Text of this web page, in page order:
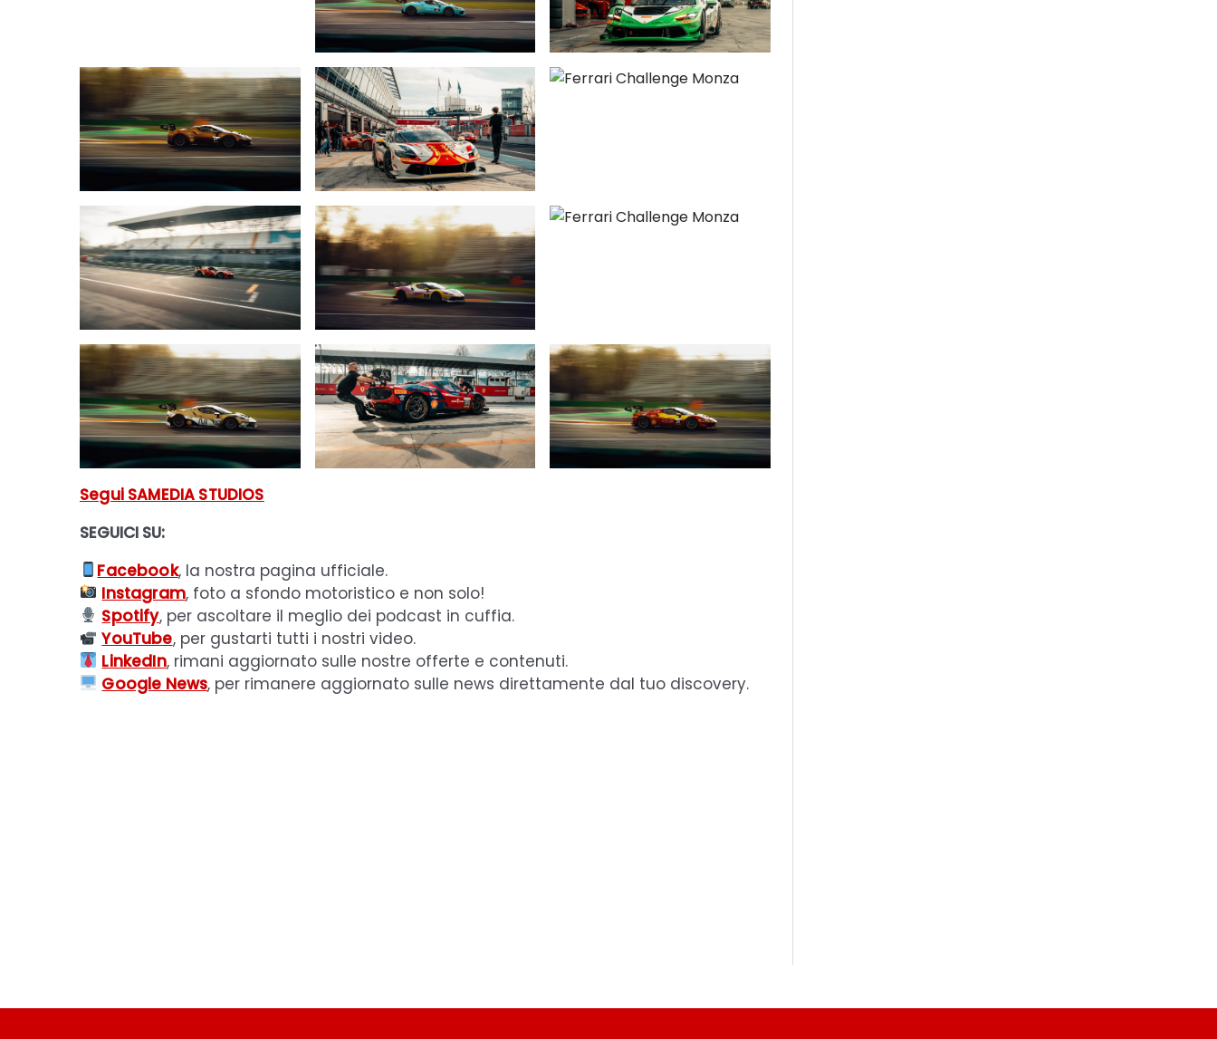
Segui SAMEDIA STUDIOS
SEGUICI SU:
Facebook, la nostra pagina ufficiale.
Instagram, foto a sfondo motoristico e non solo!
Spotify, per ascoltare il meglio dei podcast in cuffia.
YouTube, per gustarti tutti i nostri video.
LinkedIn, rimani aggiornato sulle nostre offerte e contenuti.
Google News, per rimanere aggiornato sulle news direttamente dal tuo discovery.